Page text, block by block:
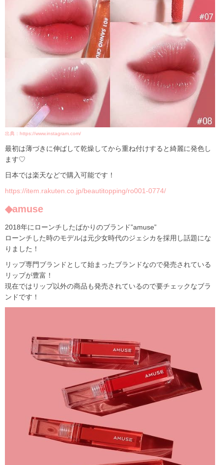
出典：https://www.instagram.com/
最初は薄づきに伸ばして乾燥してから重ね付けすると綺麗に発色し
ます♡
日本では楽天などで購入可能です！
https://item.rakuten.co.jp/beautitopping/ro001-0774/
◆amuse
2018年にローンチしたばかりのブランド”amuse”
ローンチした時のモデルは元少女時代のジェシカを採用し話題にな
りました！
リップ専門ブランドとして始まったブランドなので発売されている
リップが豊富！
現在ではリップ以外の商品も発売されているので要チェックなブラ
ンドです！